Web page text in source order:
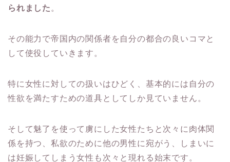
られました。
その能力で帝国内の関係者を自分の都合の良いコマと
して使役していきます。
特に女性に対しての扱いはひどく、基本的には自分の
性欲を満たすための道具としてしか見ていません。
そして魅了を使って虜にした女性たちと次々に肉体関
係を持つ、私欲のために他の男性に宛がう、しまいに
は妊娠してしまう女性も次々と現れる始末です。